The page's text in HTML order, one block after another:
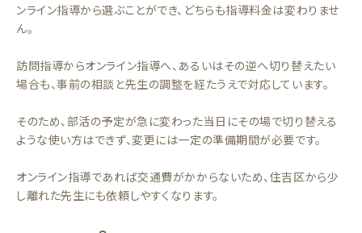
ンライン指導から選ぶことができ、どちらも指導料金は変わりませ
ん。
訪問指導からオンライン指導へ、あるいはその逆へ切り替えたい
場合も、事前の相談と先生の調整を経たうえで対応しています。
そのため、部活の予定が急に変わった当日にその場で切り替える
ような使い方はできず、変更には一定の準備期間が必要です。
オンライン指導であれば交通費がかからないため、住吉区から少
し離れた先生にも依頼しやすくなります。